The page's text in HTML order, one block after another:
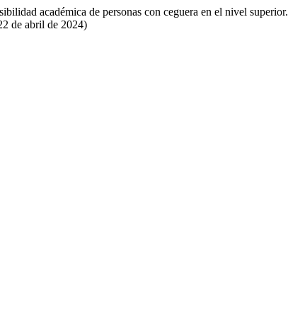
académica de personas con ceguera en el nivel superior.
de abril de 2024)